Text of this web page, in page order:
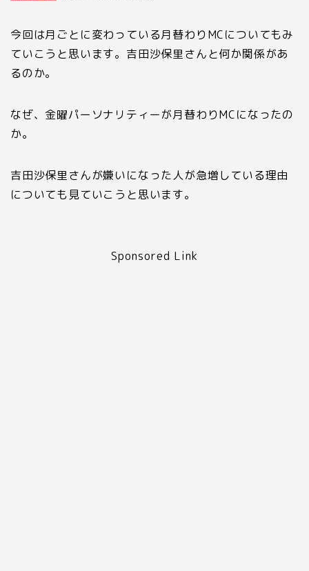
今回は月ごとに変わっている月替わりMCについてもみ
ていこうと思います。吉田沙保里さんと何か関係があ
るのか。
なぜ、金曜パーソナリティーが月替わりMCになったの
か。
吉田沙保里さんが嫌いになった人が急増している理由
についても見ていこうと思います。
Sponsored Link